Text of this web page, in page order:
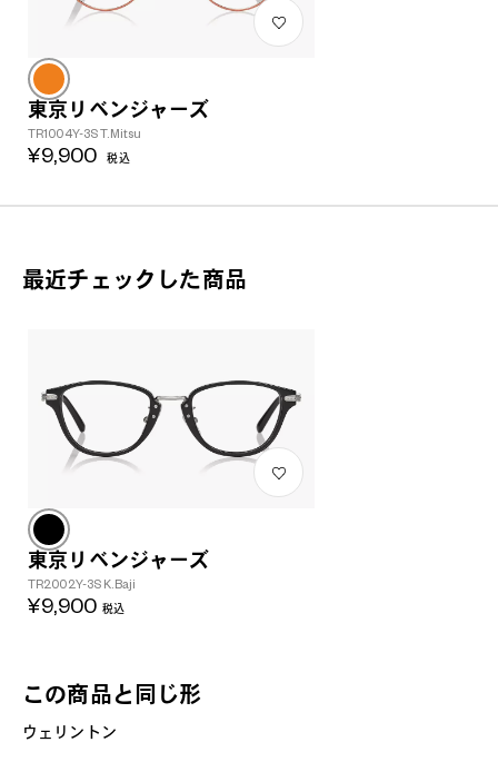
東京リベンジャーズ
TR1004Y-3S T.Mitsu
¥9,900 税込
最近チェックした商品
東京リベンジャーズ
TR2002Y-3S K.Baji
¥9,900 税込
この商品と同じ形
ウェリントン